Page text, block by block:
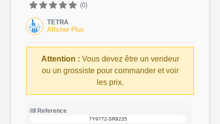
(0)
TETRA
Afficher Plus
Attention : Vous devez être un vendeur
ou un grossiste pour commander et voir
les prix.
Reference
7Y9772-SR9235